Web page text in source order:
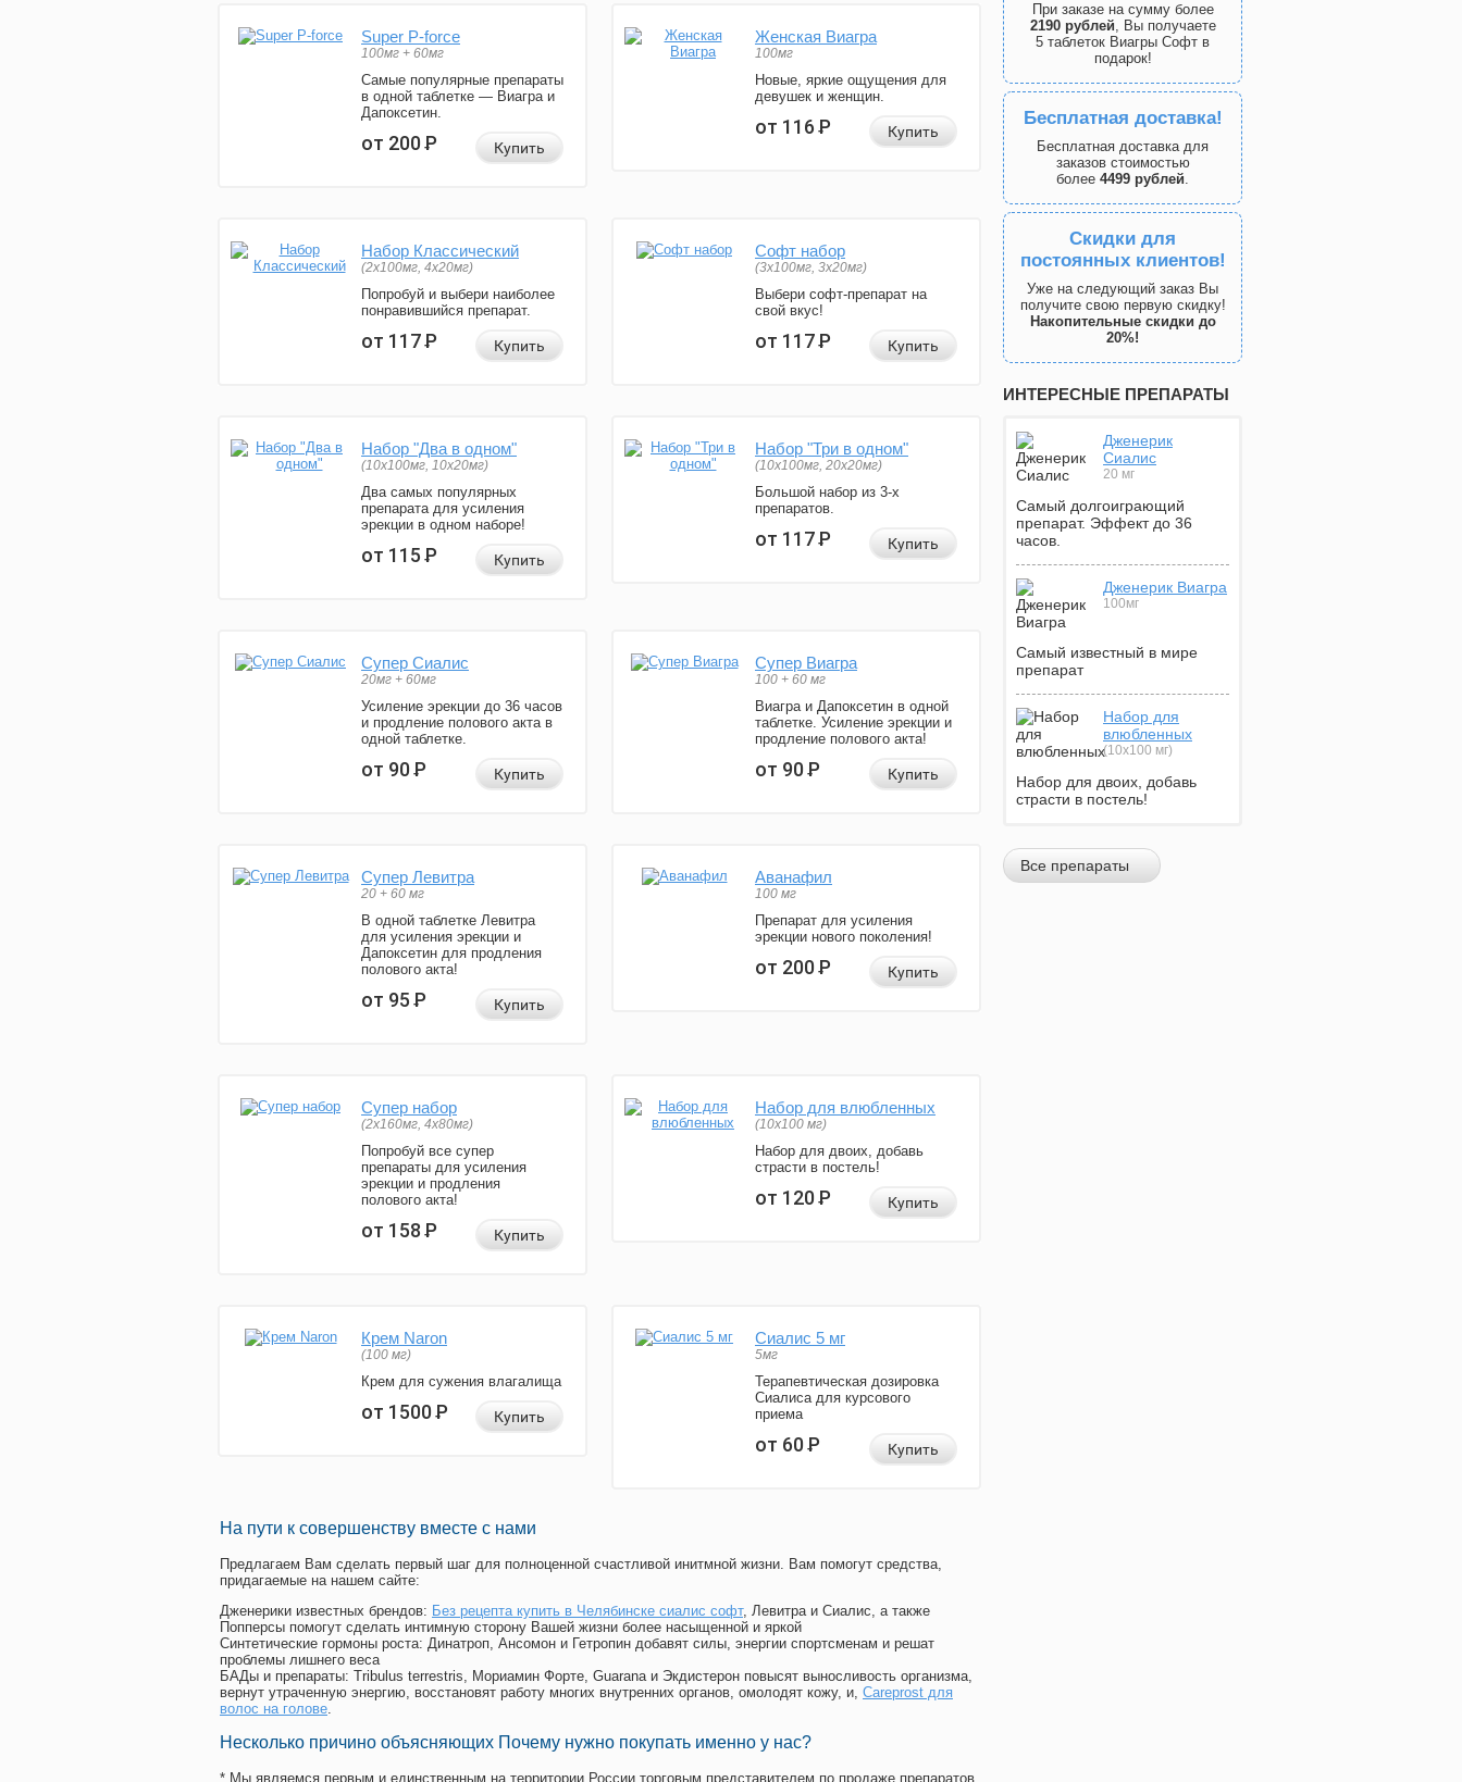
Super P-force
100мг + 60мг
Самые популярные препараты
в одной таблетке — Виагра и
Дапоксетин.
от 200Р Купить
Женская Виагра
100мг
Новые, яркие ощущения для
девушек и женщин.
от 116Р Купить
Набор Классический
(2x100мг, 4x20мг)
Попробуй и выбери наиболее
понравившийся препарат.
от 117Р Купить
Софт набор
(3x100мг, 3x20мг)
Выбери софт-препарат на
свой вкус!
от 117Р Купить
Набор "Два в одном"
(10x100мг, 10x20мг)
Два самых популярных
препарата для усиления
эрекции в одном наборе!
от 115Р Купить
Набор "Три в одном"
(10x100мг, 20x20мг)
Большой набор из 3-х
препаратов.
от 117Р Купить
Супер Сиалис
20мг + 60мг
Усиление эрекции до 36 часов
и продление полового акта в
одной таблетке.
от 90Р Купить
Супер Виагра
100 + 60 мг
Виагра и Дапоксетин в одной
таблетке. Усиление эрекции и
продление полового акта!
от 90Р Купить
Супер Левитра
20 + 60 мг
В одной таблетке Левитра
для усиления эрекции и
Дапоксетин для продления
полового акта!
от 95Р Купить
Аванафил
100 мг
Препарат для усиления
эрекции нового поколения!
от 200Р Купить
Супер набор
(2х160мг, 4х80мг)
Попробуй все супер
препараты для усиления
эрекции и продления
полового акта!
от 158Р Купить
Набор для влюбленных
(10х100 мг)
Набор для двоих, добавь
страсти в постель!
от 120Р Купить
Крем Naron
(100 мг)
Крем для сужения влагалища
от 1500Р Купить
Сиалис 5 мг
5мг
Терапевтическая дозировка
Сиалиса для курсового
приема
от 60Р Купить
На пути к совершенству вместе с нами
Предлагаем Вам сделать первый шаг для полноценной счастливой инитмной жизни. Вам помогут средства,
придагаемые на нашем сайте:
Дженерики известных брендов: Без рецепта купить в Челябинске сиалис софт, Левитра и Сиалис, а также
Попперсы помогут сделать интимную сторону Вашей жизни более насыщенной и яркой
Синтетические гормоны роста: Динатроп, Ансомон и Гетропин добавят силы, энергии спортсменам и решат
проблемы лишнего веса
БАДы и препараты: Tribulus terrestris, Мориамин Форте, Guarana и Экдистерон повысят выносливость организма,
вернут утраченную энергию, восстановят работу многих внутренних органов, омолодят кожу, и, Careprost для
волос на голове.
Несколько причино объясняющих Почему нужно покупать именно у нас?
* Мы являемся первым и единственным на территории России торговым представителем по продаже препаратов
При заказе на сумму более
2190 рублей, Вы получаете
5 таблеток Виагры Софт в
подарок!
Бесплатная доставка!
Бесплатная доставка для
заказов стоимостью
более 4499 рублей.
Скидки для
постоянных клиентов!
Уже на следующий заказ Вы
получите свою первую скидку!
Накопительные скидки до
20%!
ИНТЕРЕСНЫЕ ПРЕПАРАТЫ
Дженерик
Сиалис
20 мг
Самый долгоиграющий
препарат. Эффект до 36
часов.
Дженерик Виагра
100мг
Самый известный в мире
препарат
Набор для
влюбленных
(10х100 мг)
Набор для двоих, добавь
страсти в постель!
Все препараты